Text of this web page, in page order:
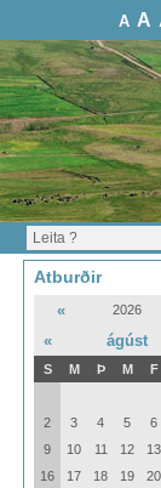
A A
Atburðir
« 2026
«
ágúst
S M Þ M F
2
3 4 5 6
9
10 11 12 13
16
17 18 19 20